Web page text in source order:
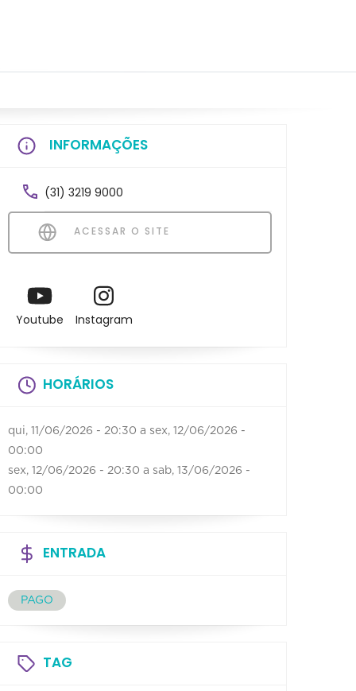
INFORMAÇÕES
(31) 3219 9000
ACESSAR O SITE
Youtube Instagram
HORÁRIOS
qui, 11/06/2026 - 20:30 a sex, 12/06/2026 -
00:00
sex, 12/06/2026 - 20:30 a sab, 13/06/2026 -
00:00
ENTRADA
PAGO
TAG